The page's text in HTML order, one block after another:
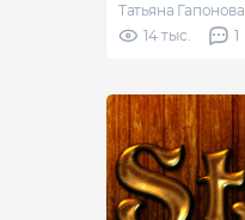
Татьяна Гапонова
14 тыс.
1